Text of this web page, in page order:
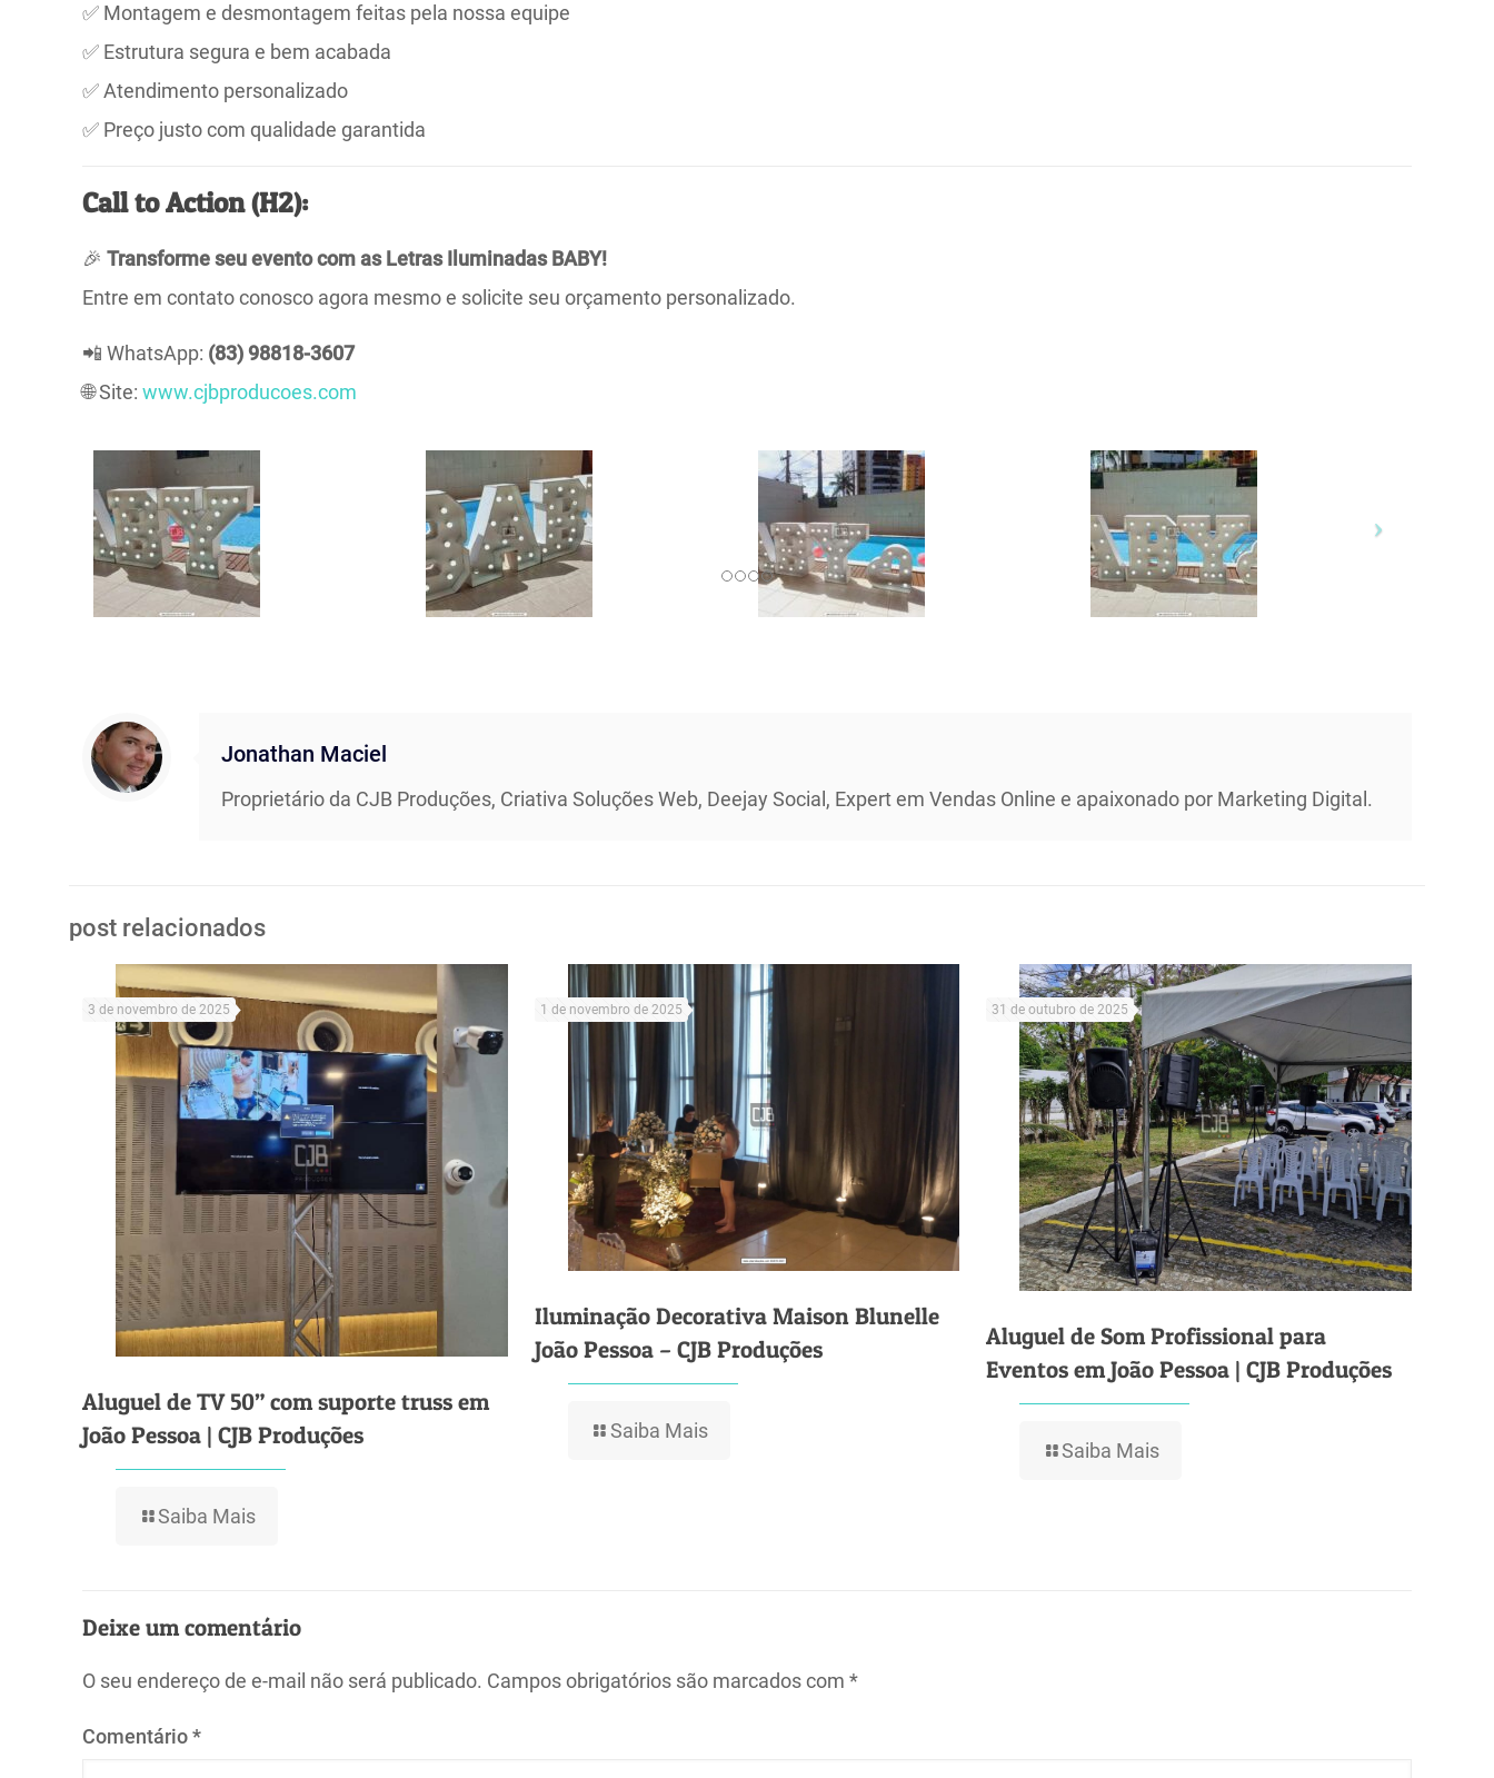
✅ Montagem e desmontagem feitas pela nossa equipe
✅ Estrutura segura e bem acabada
✅ Atendimento personalizado
✅ Preço justo com qualidade garantida
Call to Action (H2):
🎉Transforme seu evento com as Letras Iluminadas BABY!
Entre em contato conosco agora mesmo e solicite seu orçamento personalizado.
📲 WhatsApp: (83) 98818-3607
🌐 Site:www.cjbproducoes.com
Jonathan Maciel
Proprietário da CJB Produções, Criativa Soluções Web, Deejay Social, Expert em Vendas Online e apaixonado por Marketing Digital.
post relacionados
3 de novembro de 2025
Aluguel de TV 50” com suporte truss em
João Pessoa | CJB Produções
Saiba Mais
1 de novembro de 2025
Iluminação Decorativa Maison Blunelle
João Pessoa – CJB Produções
Saiba Mais
31 de outubro de 2025
Aluguel de Som Profissional para
Eventos em João Pessoa | CJB Produções
Saiba Mais
Deixe um comentário
O seu endereço de e-mail não será publicado. Campos obrigatórios são marcados com *
Comentário*